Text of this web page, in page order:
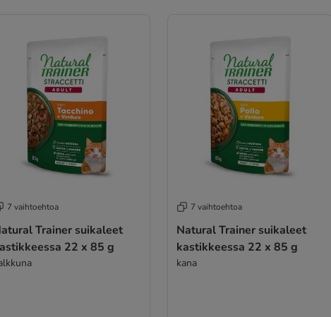
7 vaihtoehtoa
Trainer suikaleet
22 x 85 g
7 vaihtoehtoa
Natural Trainer suikaleet
kastikkeessa 22 x 85 g
kana